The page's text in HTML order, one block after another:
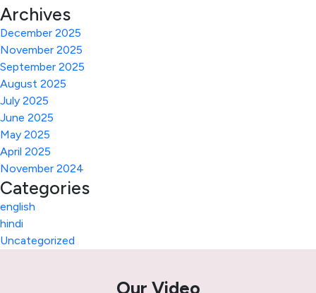
Archives
December 2025
November 2025
September 2025
August 2025
July 2025
June 2025
May 2025
April 2025
November 2024
Categories
english
hindi
Uncategorized
Our Video